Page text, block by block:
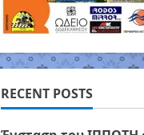
RECENT POSTS